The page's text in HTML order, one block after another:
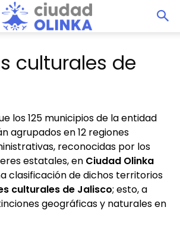
culturales de
los 125 municipios de la entidad
agrupados en 12 regiones
reconocidas por los
estatales, en Ciudad Olinka
clasificación de dichos territorios
culturales de Jalisco; esto, a
geográficas y naturales en